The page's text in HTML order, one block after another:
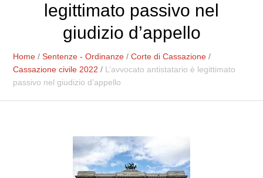
legittimato passivo nel
giudizio d’appello
Home /Sentenze - Ordinanze /Corte di Cassazione /
Cassazione civile 2022 / L’avvocato antistatario è legittimato
passivo nel giudizio d’appello